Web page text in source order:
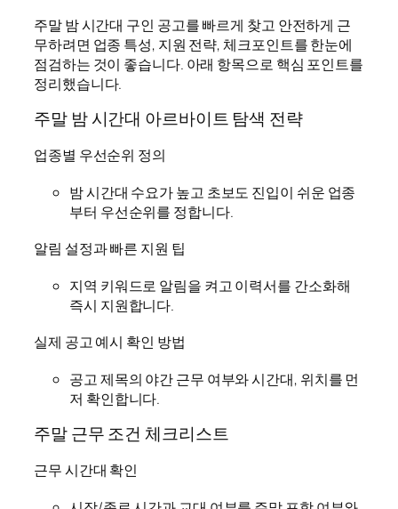
주말 밤 시간대 구인 공고를 빠르게 찾고 안전하게 근
무하려면 업종 특성, 지원 전략, 체크포인트를 한눈에
점검하는 것이 좋습니다. 아래 항목으로 핵심 포인트를
정리했습니다.
주말 밤 시간대 아르바이트 탐색 전략
업종별 우선순위 정의
밤 시간대 수요가 높고 초보도 진입이 쉬운 업종
부터 우선순위를 정합니다.
알림 설정과 빠른 지원 팁
지역 키워드로 알림을 켜고 이력서를 간소화해
즉시 지원합니다.
실제 공고 예시 확인 방법
공고 제목의 야간 근무 여부와 시간대, 위치를 먼
저 확인합니다.
주말 근무 조건 체크리스트
근무 시간대 확인